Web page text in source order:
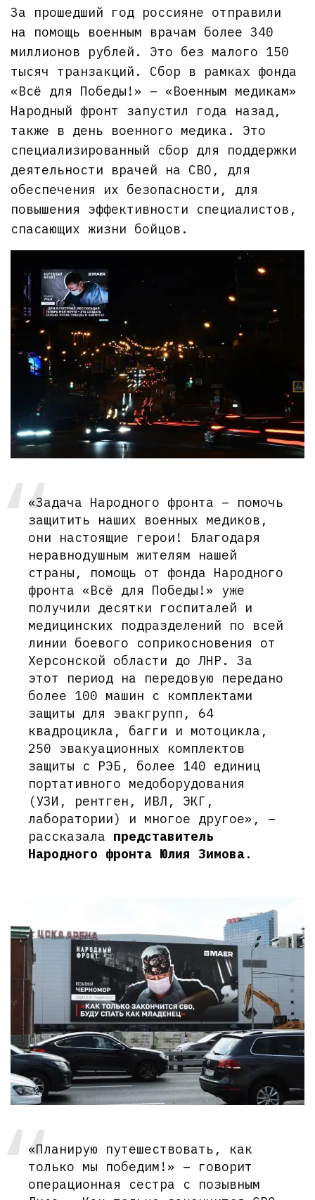
За прошедший год россияне отправили
на помощь военным врачам более 340
миллионов рублей. Это без малого 150
тысяч транзакций. Сбор в рамках фонда
«Всё для Победы!» – «Военным медикам»
Народный фронт запустил года назад,
также в день военного медика. Это
специализированный сбор для поддержки
деятельности врачей на СВО, для
обеспечения их безопасности, для
повышения эффективности специалистов,
спасающих жизни бойцов.
«Задача Народного фронта – помочь
защитить наших военных медиков,
они настоящие герои! Благодаря
неравнодушным жителям нашей
страны, помощь от фонда Народного
фронта «Всё для Победы!» уже
получили десятки госпиталей и
медицинских подразделений по всей
линии боевого соприкосновения от
Херсонской области до ЛНР. За
этот период на передовую передано
более 100 машин с комплектами
защиты для эвакгрупп, 64
квадроцикла, багги и мотоцикла,
250 эвакуационных комплектов
защиты с РЭБ, более 140 единиц
портативного медоборудования
(УЗИ, рентген, ИВЛ, ЭКГ,
лаборатории) и многое другое», –
рассказала представитель
Народного фронта Юлия Зимова.
«Планирую путешествовать, как
только мы победим!» – говорит
операционная сестра с позывным